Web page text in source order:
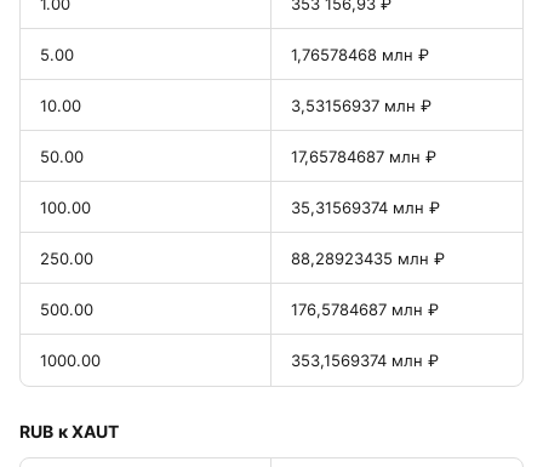
5.00 1,76578468 млн ₽
10.00 3,53156937 млн ₽
50.00 17,65784687 млн ₽
100.00 35,31569374 млн ₽
250.00 88,28923435 млн ₽
500.00 176,5784687 млн ₽
1000.00 353,1569374 млн ₽
RUB к XAUT